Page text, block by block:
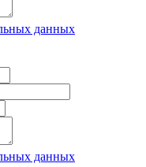
данных
данных